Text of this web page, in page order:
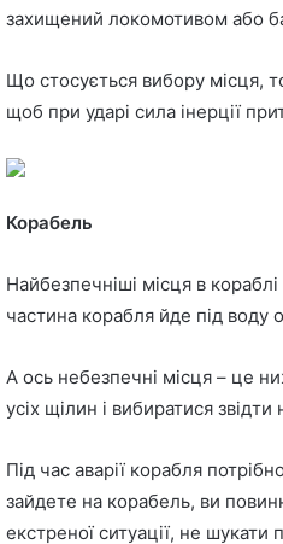
захищений локомотивом або
Що стосується вибору місця,
щоб при ударі сила інерції
Корабель
Найбезпечніші місця в
частина корабля йде під воду
А ось небезпечні місця – це
усіх щілин і вибиратися
Під час аварії корабля
зайдете на корабель, ви
екстреної ситуації, не шукати